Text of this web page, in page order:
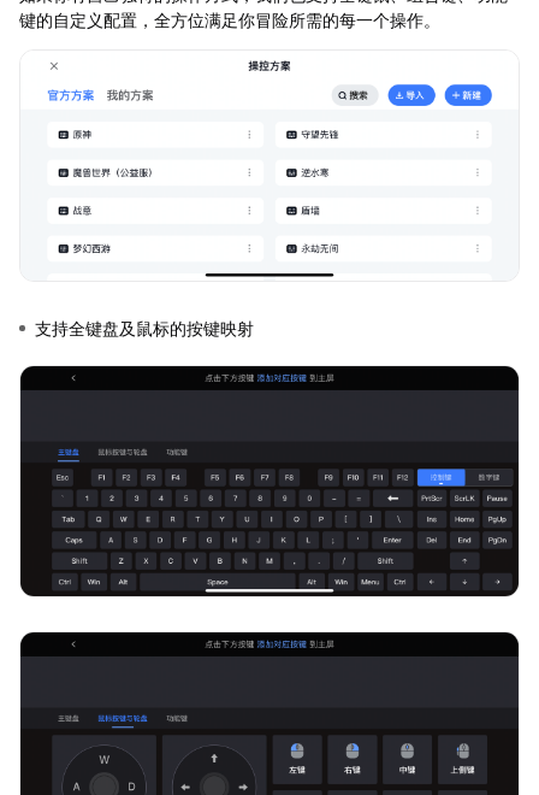
键的自定义配置，全方位满足你冒险所需的每一个操作。
支持全键盘及鼠标的按键映射